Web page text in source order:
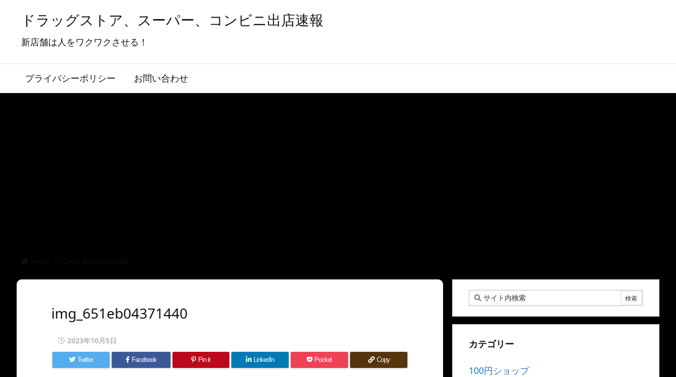
ドラッグストア、スーパー、コンビニ出店速報
新店舗は人をワクワクさせる！
プライバシーポリシー お問い合わせ
img_651eb04371440
2023年10月5日
Twitter Facebook Pin it LinkedIn Pocket Copy
カテゴリー
100円ショップ